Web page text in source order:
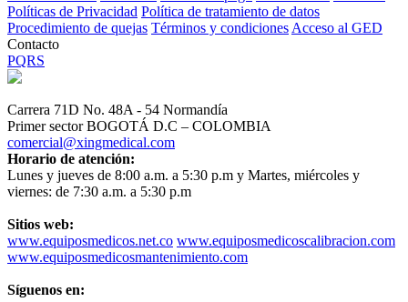
Políticas de Privacidad Política de tratamiento de datos
Procedimiento de quejas Términos y condiciones Acceso al GED
Contacto
PQRS
Carrera 71D No. 48A - 54 Normandía
Primer sector BOGOTÁ D.C – COLOMBIA
comercial@xingmedical.com
Horario de atención:
Lunes y jueves de 8:00 a.m. a 5:30 p.m y Martes, miércoles y
viernes: de 7:30 a.m. a 5:30 p.m
Sitios web:
www.equiposmedicos.net.co www.equiposmedicoscalibracion.com
www.equiposmedicosmantenimiento.com
Síguenos en: